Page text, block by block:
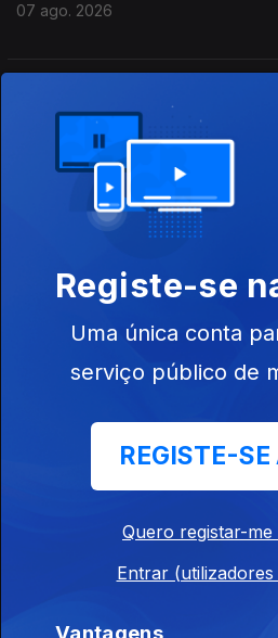
07 ago. 2026
01h Exames: Antigo
que é um ano perdido
07 ago. 2026
educação sobre os exames
07 ago. 2026
chegam às escolas
18h Rui Oliveira é o novo
Registe-se
Uma única conta
serviço público de
REGISTE-SE
Quero registar-me
Entrar (utilizadores
Vantagens